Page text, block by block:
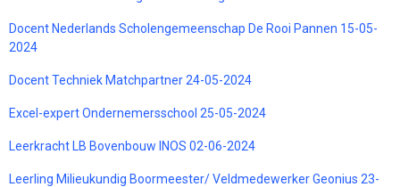
Docent Nederlands Scholengemeenschap De Rooi Pannen 15-05-
2024
Docent Techniek Matchpartner 24-05-2024
Excel-expert Ondernemersschool 25-05-2024
Leerkracht LB Bovenbouw INOS 02-06-2024
Leerling Milieukundig Boormeester/ Veldmedewerker Geonius 23-